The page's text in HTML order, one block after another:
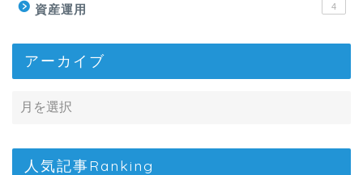
資産運用 4
アーカイブ
人気記事Ranking